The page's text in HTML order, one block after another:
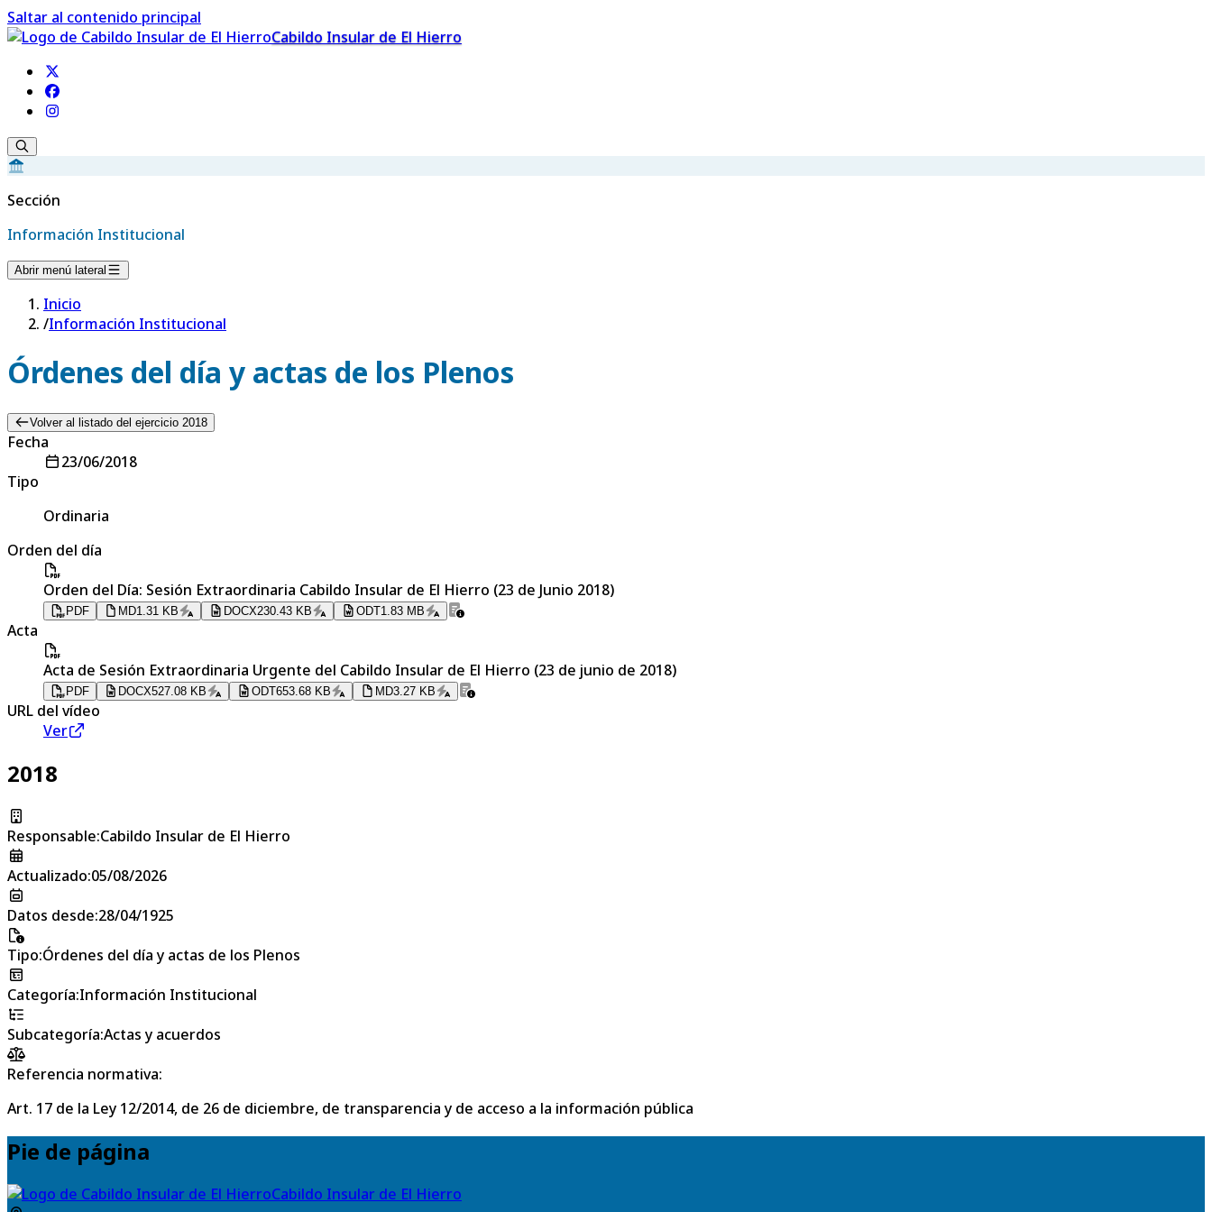
Saltar al contenido principal
Cabildo Insular de El Hierro
Sección
Información Institucional
Abrir menú lateral
Inicio
/Información Institucional
Órdenes del día y actas de los Plenos
Volver al listado del ejercicio 2018
Fecha
23/06/2018
Tipo
Ordinaria
Orden del día
Orden del Día: Sesión Extraordinaria Cabildo Insular de El Hierro (23 de Junio 2018)
PDF MD1.31 KB DOCX230.43 KB ODT1.83 MB
Acta
Acta de Sesión Extraordinaria Urgente del Cabildo Insular de El Hierro (23 de junio de 2018)
PDF DOCX527.08 KB ODT653.68 KB MD3.27 KB
URL del vídeo
Ver
2018
Responsable:Cabildo Insular de El Hierro
Actualizado:05/08/2026
Datos desde:28/04/1925
Tipo:Órdenes del día y actas de los Plenos
Categoría:Información Institucional
Subcategoría:Actas y acuerdos
Referencia normativa:
Art. 17 de la Ley 12/2014, de 26 de diciembre, de transparencia y de acceso a la información pública
Pie de página
Cabildo Insular de El Hierro